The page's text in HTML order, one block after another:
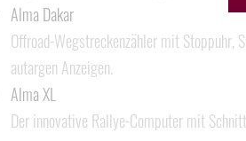
Alma Dakar
Offroad-Wegstreckenzähler mit Stoppuhr,
autargen Anzeigen.
Alma XL
Der innovative Rallye-Computer mit